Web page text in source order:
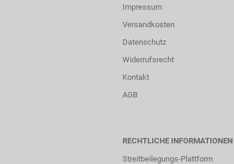
Impressum
Versandkosten
Datenschutz
Widerrufsrecht
Kontakt
AGB
RECHTLICHE INFORMATIONEN
Streitbeilegungs-Plattform